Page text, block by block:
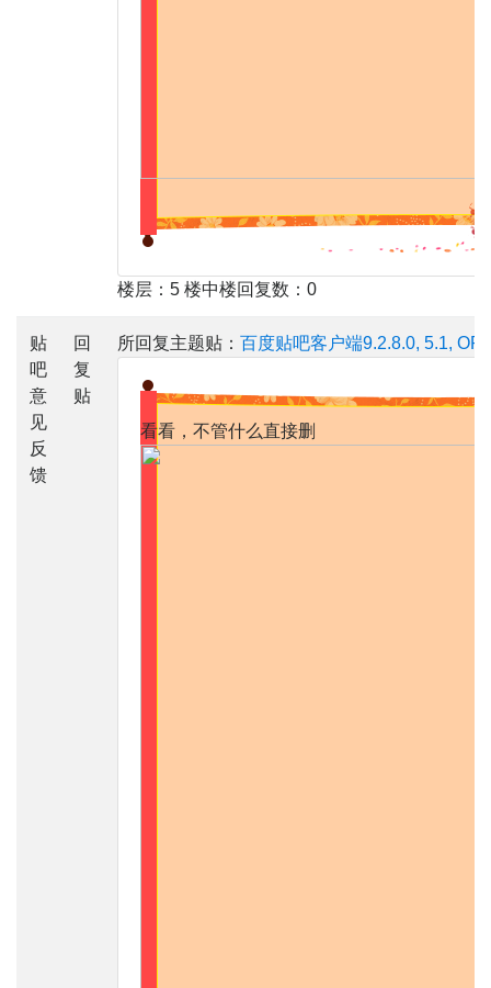
楼层：5 楼中楼回复数：0
贴
吧
意
见
反
馈
回
复
贴
所回复主题贴： 百度贴吧客户端9.2.8.0, 5.1,
看看，不管什么直接删